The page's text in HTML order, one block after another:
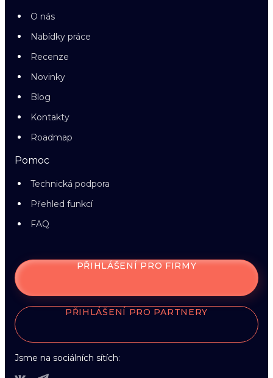
O nás
Nabídky práce
Recenze
Novinky
Blog
Kontakty
Roadmap
Pomoc
Technická podpora
Přehled funkcí
FAQ
PŘIHLÁŠENÍ PRO FIRMY
PŘIHLÁŠENÍ PRO PARTNERY
Jsme na sociálních sítích: